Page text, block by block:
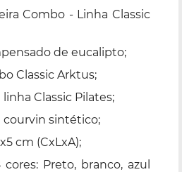
Combo - Linha Classic
de eucalipto;
Classic Arktus;
Classic Pilates;
sintético;
cm (CxLxA);
Preto, branco, azul